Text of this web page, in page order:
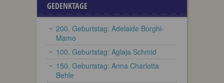
GEDENKTAGE
200. Geburtstag: Adelaide Borghi-
Mamo
100. Geburtstag: Aglaja Schmid
150. Geburtstag: Anna Charlotta
Behle